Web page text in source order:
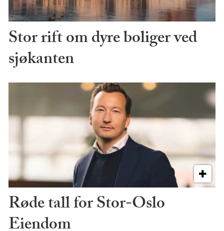
Stor rift om dyre boliger ved
sjøkanten
Røde tall for Stor-Oslo